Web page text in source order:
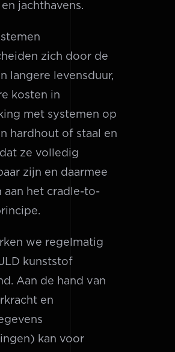
jachthavens.
zich door de
langere levensduur,
kosten in
met systemen op
hardhout of staal en
ze volledig
zijn en daarmee
aan het cradle-to-
we regelmatig
kunststof
Aan de hand van
en
kan voor